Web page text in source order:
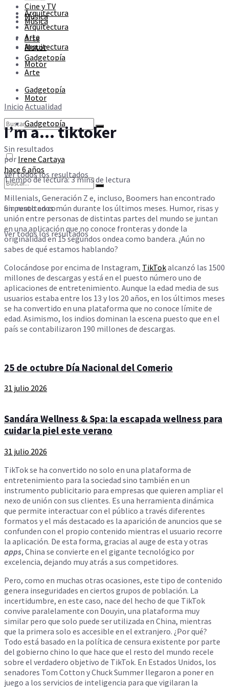
Arquitectura
Arte
Motor
Gadgetopía
Sin resultados
Ver todos los resultados
Música
Arquitectura
Arte
Motor
Gadgetopía
Sin resultados
Ver todos los resultados
Sin resultados
Ver todos los resultados
Cine y TV
Música
Arquitectura
Arte
Motor
Gadgetopía
Inicio Actualidad
I’m a… tiktoker
por Irene Cartaya
hace 6 años
Tiempo de lectura: 3 mins de lectura
Millenials, Generación Z e, incluso, Boomers han encontrado
un punto en común durante los últimos meses. Humor, risas y
unión entre personas de distintas partes del mundo se juntan
en una aplicación que no conoce fronteras y donde la
originalidad en 15 segundos ondea como bandera. ¿Aún no
sabes de qué estamos hablando?
Colocándose por encima de Instagram, TikTokalcanzó las 1500
millones de descargas y está en el puesto número uno de
aplicaciones de entretenimiento. Aunque la edad media de sus
usuarios estaba entre los 13 y los 20 años, en los últimos meses
se ha convertido en una plataforma que no conoce límite de
edad. Asimismo, los indios dominan la escena puesto que en el
país se contabilizaron 190 millones de descargas.
25 de octubre Día Nacional del Comerio
31 julio 2026
Sandára Wellness & Spa: la escapada wellness para
cuidar la piel este verano
31 julio 2026
TikTok se ha convertido no solo en una plataforma de
entretenimiento para la sociedad sino también en un
instrumento publicitario para empresas que quieren ampliar el
nexo de unión con sus clientes. Es una herramienta dinámica
que permite interactuar con el público a través diferentes
formatos y el más destacado es la aparición de anuncios que se
confunden con el propio contenido mientras el usuario recorre
la aplicación. De esta forma, gracias al auge de esta y otras
apps, China se convierte en el gigante tecnológico por
excelencia, dejando muy atrás a sus competidores.
Pero, como en muchas otras ocasiones, este tipo de contenido
genera inseguridades en ciertos grupos de población. La
incertidumbre, en este caso, nace del hecho de que TikTok
convive paralelamente con Douyin, una plataforma muy
similar pero que solo puede ser utilizada en China, mientras
que la primera solo es accesible en el extranjero. ¿Por qué?
Todo está basado en la política de censura existente por parte
del gobierno chino lo que hace que el resto del mundo recele
sobre el verdadero objetivo de TikTok. En Estados Unidos, los
senadores Tom Cotton y Chuck Summer llegaron a poner en
juego a los servicios de inteligencia para que vigilaran la